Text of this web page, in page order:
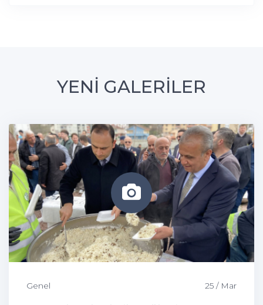
YENİ GALERİLER
Genel 25 / Mar